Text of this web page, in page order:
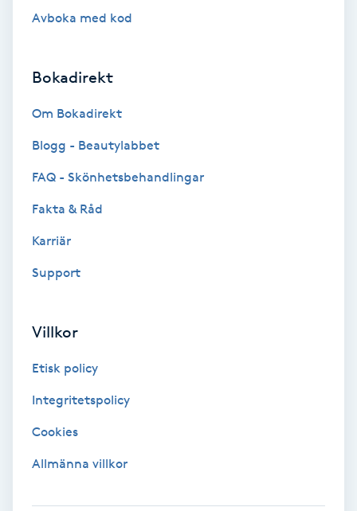
Hyaluronsyra
Hypnos
Hårborttagning
Hälsa
Hälsprickor
Avboka med kod
Bokadirekt
Om Bokadirekt
Blogg - Beautylabbet
FAQ - Skönhetsbehandlingar
Fakta & Råd
Karriär
Support
Villkor
Etisk policy
Integritetspolicy
Cookies
Allmänna villkor